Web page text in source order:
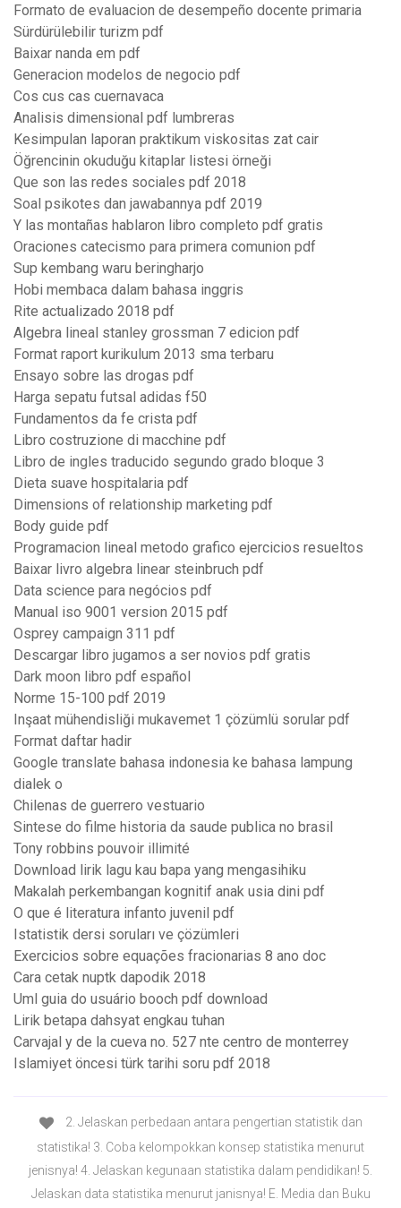
Formato de evaluacion de desempeño docente primaria
Sürdürülebilir turizm pdf
Baixar nanda em pdf
Generacion modelos de negocio pdf
Cos cus cas cuernavaca
Analisis dimensional pdf lumbreras
Kesimpulan laporan praktikum viskositas zat cair
Öğrencinin okuduğu kitaplar listesi örneği
Que son las redes sociales pdf 2018
Soal psikotes dan jawabannya pdf 2019
Y las montañas hablaron libro completo pdf gratis
Oraciones catecismo para primera comunion pdf
Sup kembang waru beringharjo
Hobi membaca dalam bahasa inggris
Rite actualizado 2018 pdf
Algebra lineal stanley grossman 7 edicion pdf
Format raport kurikulum 2013 sma terbaru
Ensayo sobre las drogas pdf
Harga sepatu futsal adidas f50
Fundamentos da fe crista pdf
Libro costruzione di macchine pdf
Libro de ingles traducido segundo grado bloque 3
Dieta suave hospitalaria pdf
Dimensions of relationship marketing pdf
Body guide pdf
Programacion lineal metodo grafico ejercicios resueltos
Baixar livro algebra linear steinbruch pdf
Data science para negócios pdf
Manual iso 9001 version 2015 pdf
Osprey campaign 311 pdf
Descargar libro jugamos a ser novios pdf gratis
Dark moon libro pdf español
Norme 15-100 pdf 2019
Inşaat mühendisliği mukavemet 1 çözümlü sorular pdf
Format daftar hadir
Google translate bahasa indonesia ke bahasa lampung
dialek o
Chilenas de guerrero vestuario
Sintese do filme historia da saude publica no brasil
Tony robbins pouvoir illimité
Download lirik lagu kau bapa yang mengasihiku
Makalah perkembangan kognitif anak usia dini pdf
O que é literatura infanto juvenil pdf
Istatistik dersi soruları ve çözümleri
Exercicios sobre equações fracionarias 8 ano doc
Cara cetak nuptk dapodik 2018
Uml guia do usuário booch pdf download
Lirik betapa dahsyat engkau tuhan
Carvajal y de la cueva no. 527 nte centro de monterrey
Islamiyet öncesi türk tarihi soru pdf 2018
2. Jelaskan perbedaan antara pengertian statistik dan
statistika! 3. Coba kelompokkan konsep statistika menurut
jenisnya! 4. Jelaskan kegunaan statistika dalam pendidikan! 5.
Jelaskan data statistika menurut janisnya! E. Media dan Buku